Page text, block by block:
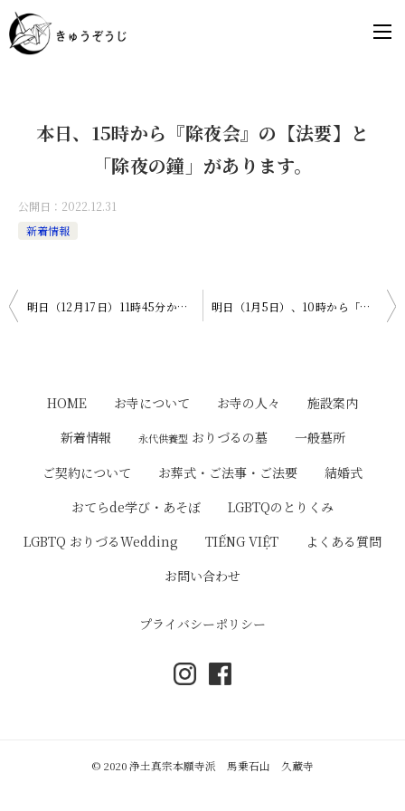
本日、15時から『除夜会』の【法要】と
「除夜の鐘」があります。
公開日： 2022.12.31
新着情報
投
ョ
明日（12月17日）11時45分から「はちの子ブンブン食堂」を開催いたします。 明日（1月5日）、10時から「おてらdeやさしいYOGA」を開催いたします。
HOME お寺について お寺の人々
施設案内
新着情報
永代供養型 おりづるの墓
一般墓所
ご契約について
お葬式・ご法事・ご法要
結婚式
おてらde学び・あそぼ
LGBTQのとりくみ
LGBTQ おりづるWedding
TIẾNG VIỆT
よくある質問
お問い合わせ
プライバシーポリシー
© 2020 浄土真宗本願寺派 馬乗石山 久蔵寺